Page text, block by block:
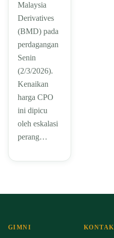
Malaysia
Derivatives
(BMD) pada
perdagangan
Senin
(2/3/2026).
Kenaikan
harga CPO
ini dipicu
oleh eskalasi
perang…
GIMNI KONTAK